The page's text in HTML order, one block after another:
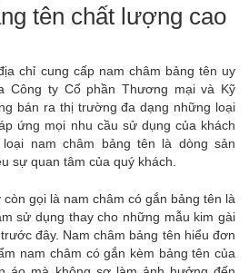
tên chất lượng cao
chỉ cung cấp nam châm bảng tên uy
Công ty Cổ phần Thương mại và Kỹ
bán ra thị trường đa dạng những loại
ứng mọi nhu cầu sử dụng của khách
nam châm bảng tên là dòng sản
sự quan tâm của quý khách.
gọi là nam châm có gắn bảng tên là
sử dụng thay cho những mẫu kim gài
đây. Nam châm bảng tên hiểu đơn
nam châm có gắn kèm bảng tên của